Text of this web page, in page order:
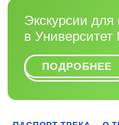
Экскурсии для
в
ПОДРОБНЕЕ